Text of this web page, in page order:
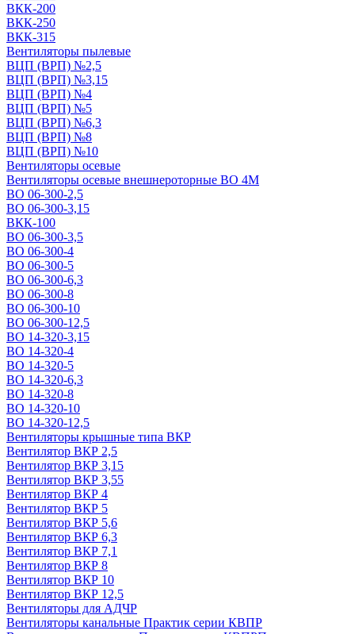
ВКК-200
ВКК-250
ВКК-315
Вентиляторы пылевые
ВЦП (ВРП) №2,5
ВЦП (ВРП) №3,15
ВЦП (ВРП) №4
ВЦП (ВРП) №5
ВЦП (ВРП) №6,3
ВЦП (ВРП) №8
ВЦП (ВРП) №10
Вентиляторы осевые
Вентиляторы осевые внешнероторные ВО 4М
ВО 06-300-2,5
ВО 06-300-3,15
ВКК-100
ВО 06-300-3,5
ВО 06-300-4
ВО 06-300-5
ВО 06-300-6,3
ВО 06-300-8
ВО 06-300-10
ВО 06-300-12,5
ВО 14-320-3,15
ВО 14-320-4
ВО 14-320-5
ВО 14-320-6,3
ВО 14-320-8
ВО 14-320-10
ВО 14-320-12,5
Вентиляторы крышные типа ВКР
Вентилятор ВКР 2,5
Вентилятор ВКР 3,15
Вентилятор ВКР 3,55
Вентилятор ВКР 4
Вентилятор ВКР 5
Вентилятор ВКР 5,6
Вентилятор ВКР 6,3
Вентилятор ВКР 7,1
Вентилятор ВКР 8
Вентилятор ВКР 10
Вентилятор ВКР 12,5
Вентиляторы для АДЧР
Вентиляторы канальные Практик серии КВПР